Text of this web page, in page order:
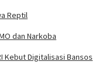
Reptil
dan Narkoba
Kebut Digitalisasi Bansos